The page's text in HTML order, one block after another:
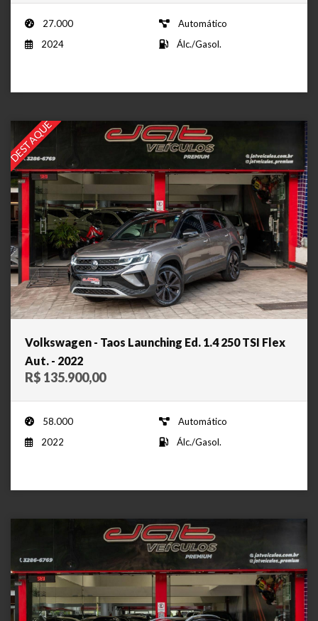
27.000
Automático
2024
Álc./Gasol.
DESTAQUE
Volkswagen - Taos Launching Ed. 1.4 250 TSI Flex
Aut. - 2022
R$ 135.900,00
58.000
Automático
2022
Álc./Gasol.